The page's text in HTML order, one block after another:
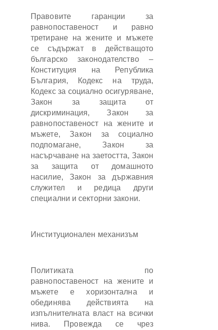
Правовите гаранции за
равнопоставеност и равно
третиране на жените и мъжете
се съдържат в действащото
българско законодателство –
Конституция на Република
България, Кодекс на труда,
Кодекс за социално осигуряване,
Закон за защита от
дискриминация, Закон за
равнопоставеност на жените и
мъжете, Закон за социално
подпомагане, Закон за
насърчаване на заетостта, Закон
за защита от домашното
насилие, Закон за държавния
служител и редица други
специални и секторни закони.
Институционален механизъм
Политиката по
равнопоставеност на жените и
мъжете е хоризонтална и
обединява действията на
изпълнителната власт на всички
нива. Провежда се чрез